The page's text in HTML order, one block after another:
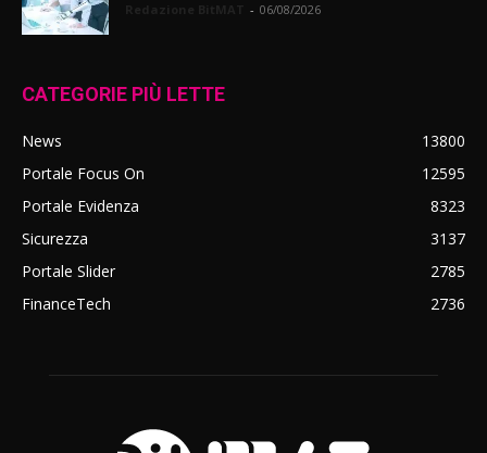
- 06/08/2026
CATEGORIE PIÙ LETTE
News
13800
Portale Focus On
12595
Portale Evidenza
8323
Sicurezza
3137
Portale Slider
2785
FinanceTech
2736